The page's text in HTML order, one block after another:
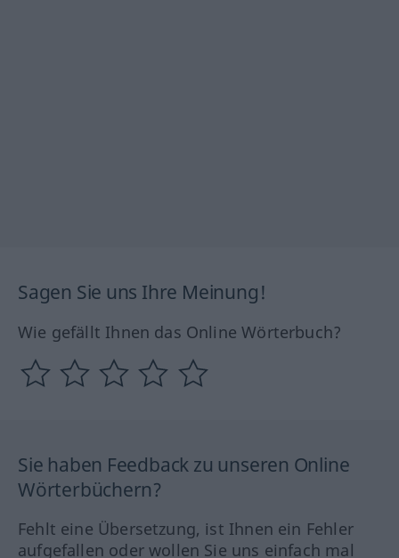
Sagen Sie uns Ihre Meinung!
Wie gefällt Ihnen das Online Wörterbuch?
Sie haben Feedback zu unseren Online
Wörterbüchern?
Fehlt eine Übersetzung, ist Ihnen ein Fehler
aufgefallen oder wollen Sie uns einfach mal